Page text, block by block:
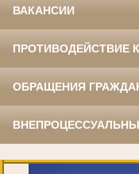
ВАКАНСИИ
ПРОТИВОДЕЙСТВИЕ
ОБРАЩЕНИЯ